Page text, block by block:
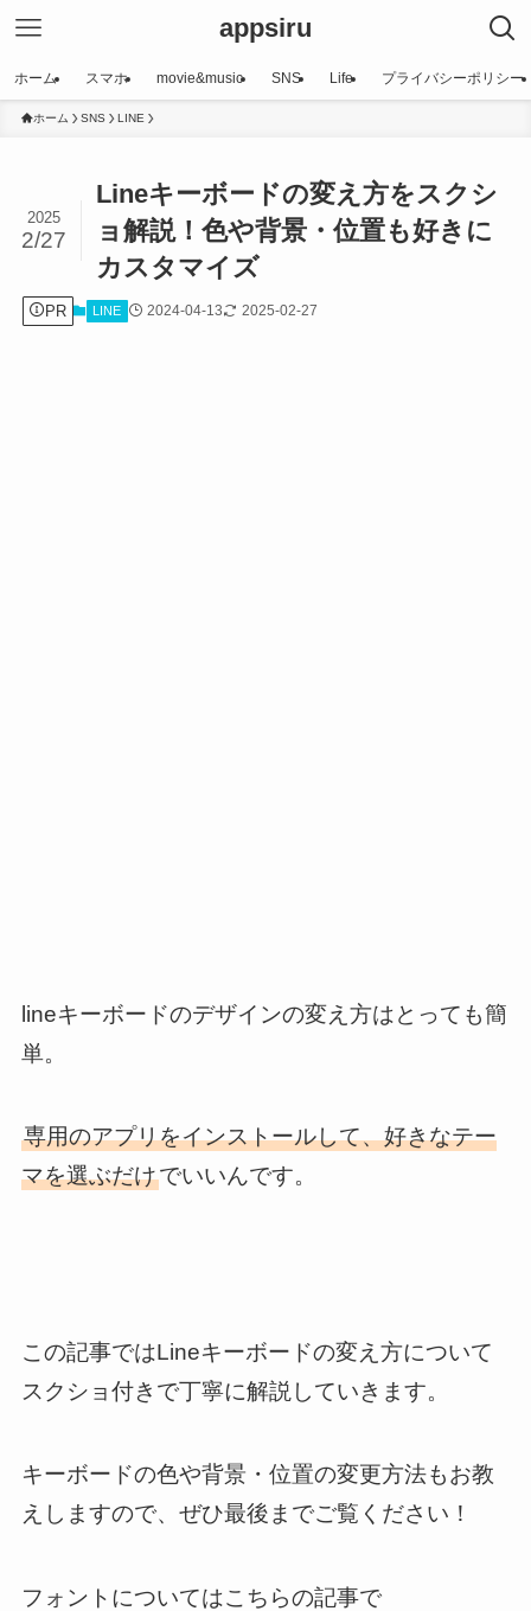
appsiru
ホーム スマホ movie&music SNS Life プライバシーポリシー
ホーム SNS LINE
Lineキーボードの変え方をスクシ
ョ解説！色や背景・位置も好きに
カスタマイズ
2025
2/27
PR LINE 2024-04-13 2025-02-27
lineキーボードのデザインの変え方はとっても簡
単。
専用のアプリをインストールして、好きなテー
マを選ぶだけでいいんです。
この記事ではLineキーボードの変え方について
スクショ付きで丁寧に解説していきます。
キーボードの色や背景・位置の変更方法もお教
えしますので、ぜひ最後までご覧ください！
フォントについてはこちらの記事で